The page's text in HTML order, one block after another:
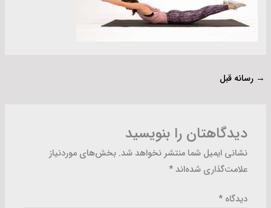
→ رسانه قبل
دیدگاهتان را بنویسید
نشانی ایمیل شما منتشر نخواهد شد. بخش‌های موردنیاز
علامت‌گذاری شده‌اند*
دیدگاه*